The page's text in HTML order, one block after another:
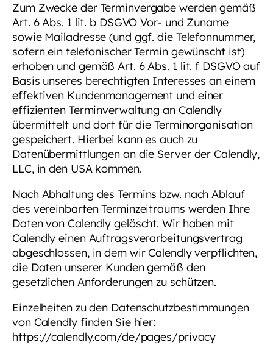
Zum Zwecke der Terminvergabe werden gemäß
Art. 6 Abs. 1 lit. b DSGVO Vor- und Zuname
sowie Mailadresse (und ggf. die Telefonnummer,
sofern ein telefonischer Termin gewünscht ist)
erhoben und gemäß Art. 6 Abs. 1 lit. f DSGVO auf
Basis unseres berechtigten Interesses an einem
effektiven Kundenmanagement und einer
effizienten Terminverwaltung an Calendly
übermittelt und dort für die Terminorganisation
gespeichert. Hierbei kann es auch zu
Datenübermittlungen an die Server der Calendly,
LLC, in den USA kommen.
Nach Abhaltung des Termins bzw. nach Ablauf
des vereinbarten Terminzeitraums werden Ihre
Daten von Calendly gelöscht. Wir haben mit
Calendly einen Auftragsverarbeitungsvertrag
abgeschlossen, in dem wir Calendly verpflichten,
die Daten unserer Kunden gemäß den
gesetzlichen Anforderungen zu schützen.
Einzelheiten zu den Datenschutzbestimmungen
von Calendly finden Sie hier:
https://calendly.com/de/pages/privacy